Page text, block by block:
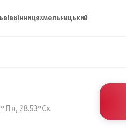
ВінницяХмельницький
28.53°Сх